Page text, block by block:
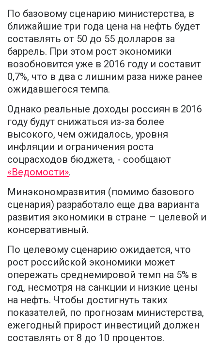
По базовому сценарию министерства, в
ближайшие три года цена на нефть будет
составлять от 50 до 55 долларов за
баррель. При этом рост экономики
возобновится уже в 2016 году и составит
0,7%, что в два с лишним раза ниже ранее
ожидавшегося темпа.
Однако реальные доходы россиян в 2016
году будут снижаться из-за более
высокого, чем ожидалось, уровня
инфляции и ограничения роста
соцрасходов бюджета, - сообщают
«Ведомости».
Минэкономразвития (помимо базового
сценария) разработало еще два варианта
развития экономики в стране – целевой и
консервативный.
По целевому сценарию ожидается, что
рост российской экономики может
опережать среднемировой темп на 5% в
год, несмотря на санкции и низкие цены
на нефть. Чтобы достигнуть таких
показателей, по прогнозам министерства,
ежегодный прирост инвестиций должен
составлять от 8 до 10 процентов.